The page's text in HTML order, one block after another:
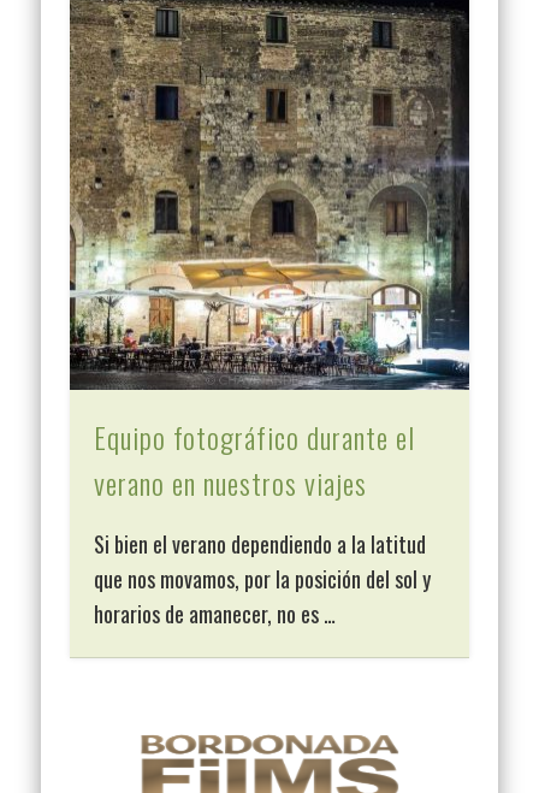
Equipo fotográfico durante el
verano en nuestros viajes
Si bien el verano dependiendo a la latitud
que nos movamos, por la posición del sol y
horarios de amanecer, no es …